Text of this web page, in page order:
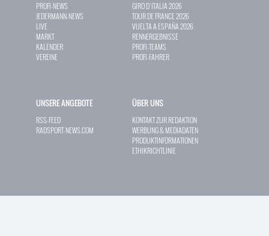
PROFI-NEWS
JEDERMANN-NEWS
LIVE
MARKT
KALENDER
VEREINE
GIRO D`ITALIA 2026
TOUR DE FRANCE 2026
VUELTA A ESPAÑA 2026
RENNERGEBNISSE
PROFI-TEAMS
PROFI-FAHRER
UNSERE ANGEBOTE
RSS-FEED
RADSPORT-NEWS.COM
ÜBER UNS
KONTAKT ZUR REDAKTION
WERBUNG & MEDIADATEN
PRODUKTINFORMATIONEN
ETHIKRICHTLINIE